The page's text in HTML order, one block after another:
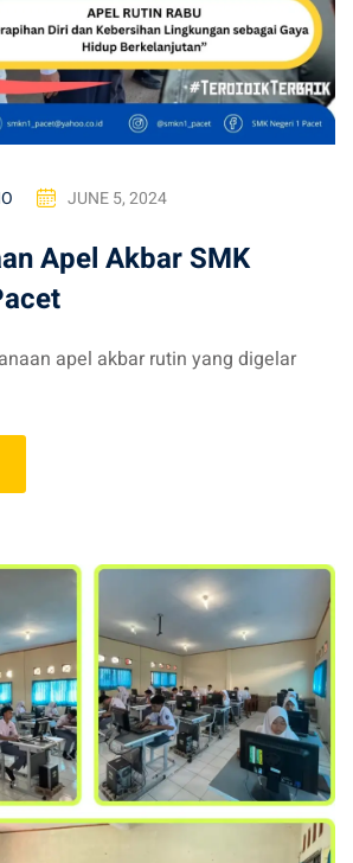
JUNE 5, 2024
Apel Akbar SMK
apel akbar rutin yang digelar